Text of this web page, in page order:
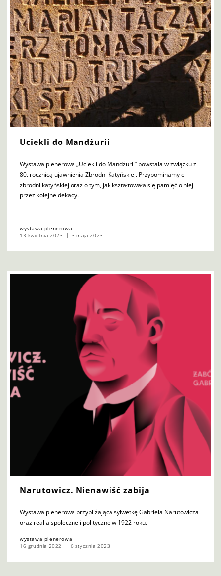
Uciekli do Mandżurii
Wystawa plenerowa „Uciekli do Mandżurii” powstała w związku z
80. rocznicą ujawnienia Zbrodni Katyńskiej. Przypominamy o
zbrodni katyńskiej oraz o tym, jak kształtowała się pamięć o niej
przez kolejne dekady.
wystawa plenerowa
13 kwietnia 2023
3 maja 2023
Narutowicz. Nienawiść zabija
Wystawa plenerowa przybliżająca sylwetkę Gabriela Narutowicza
oraz realia społeczne i polityczne w 1922 roku.
wystawa plenerowa
16 grudnia 2022
6 stycznia 2023